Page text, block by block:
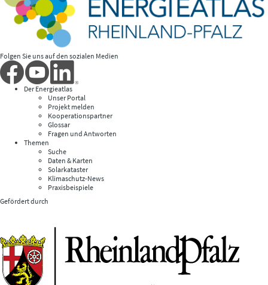
Folgen Sie uns auf den sozialen Medien
Der Energieatlas
Unser Portal
Projekt melden
Kooperationspartner
Glossar
Fragen und Antworten
Themen
Suche
Daten & Karten
Solarkataster
Klimaschutz-News
Praxisbeispiele
Gefördert durch